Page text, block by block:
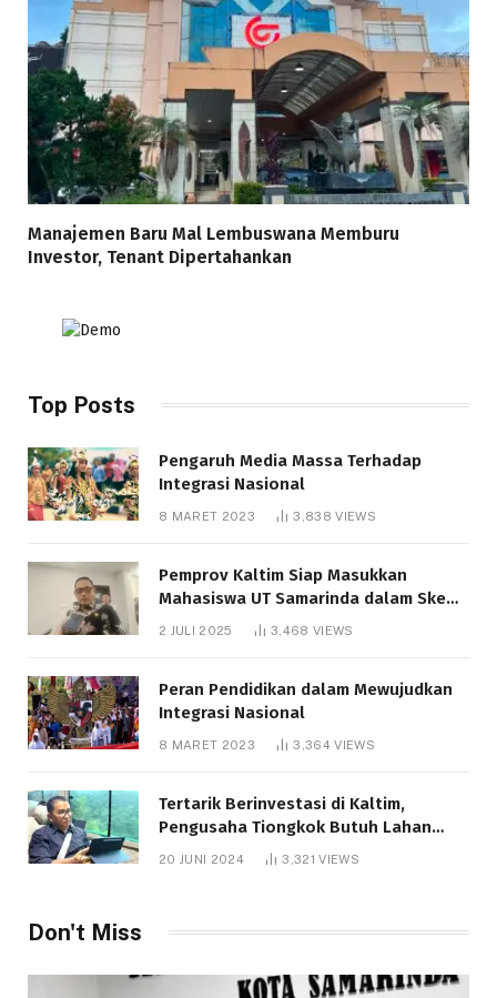
Manajemen Baru Mal Lembuswana Memburu
Investor, Tenant Dipertahankan
Top Posts
Pengaruh Media Massa Terhadap
Integrasi Nasional
8 MARET 2023 3,838VIEWS
Pemprov Kaltim Siap Masukkan
Mahasiswa UT Samarinda dalam Skema
Bantuan Pendidikan Gratispol
2 JULI 2025 3,468 VIEWS
Peran Pendidikan dalam Mewujudkan
Integrasi Nasional
8 MARET 2023 3,364VIEWS
Tertarik Berinvestasi di Kaltim,
Pengusaha Tiongkok Butuh Lahan
20 JUNI 2024 3,321VIEWS
Don't Miss